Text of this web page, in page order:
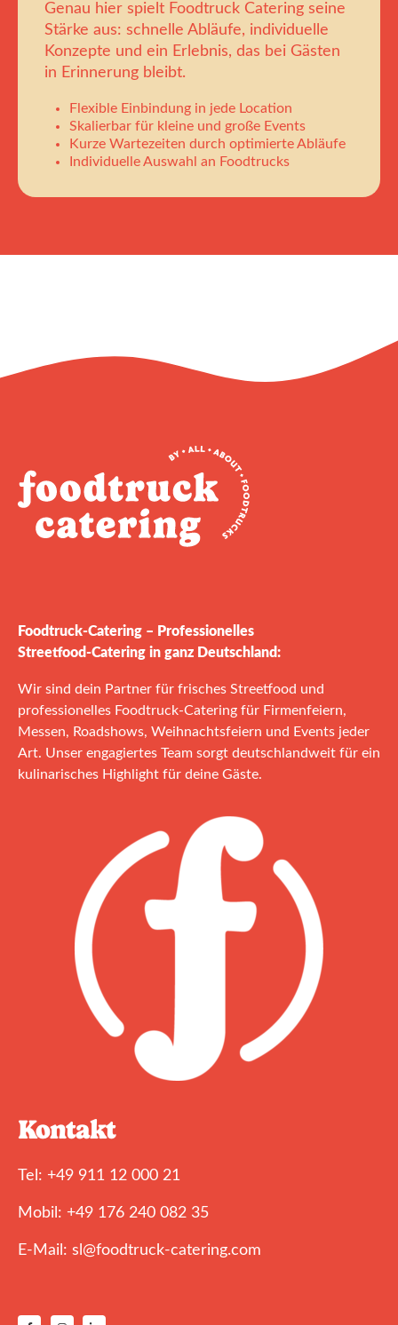
Genau hier spielt Foodtruck Catering seine
Stärke aus: schnelle Abläufe, individuelle
Konzepte und ein Erlebnis, das bei Gästen
in Erinnerung bleibt.
Flexible Einbindung in jede Location
Skalierbar für kleine und große Events
Kurze Wartezeiten durch optimierte Abläufe
Individuelle Auswahl an Foodtrucks
Foodtruck‑Catering – Professionelles
Streetfood‑Catering in ganz Deutschland:
Wir sind dein Partner für frisches Streetfood und
professionelles Foodtruck‑Catering für Firmenfeiern,
Messen, Roadshows, Weihnachtsfeiern und Events jeder
Art. Unser engagiertes Team sorgt deutschlandweit für ein
kulinarisches Highlight für deine Gäste.
Kontakt
Tel: +49 911 12 000 21
Mobil: +49 176 240 082 35
E-Mail: sl@foodtruck-catering.com